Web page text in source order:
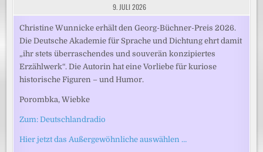
9. JULI 2026
Christine Wunnicke erhält den Georg-Büchner-Preis 2026.
Die Deutsche Akademie für Sprache und Dichtung ehrt damit
„ihr stets überraschendes und souverän konzipiertes
Erzählwerk“. Die Autorin hat eine Vorliebe für kuriose
historische Figuren – und Humor.
Porombka, Wiebke
Zum: Deutschlandradio
Hier jetzt das Außergewöhnliche auswählen …